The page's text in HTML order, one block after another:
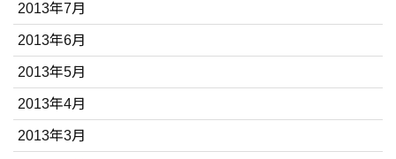
2013年7月
2013年6月
2013年5月
2013年4月
2013年3月